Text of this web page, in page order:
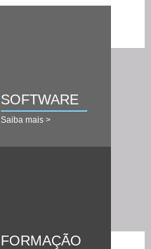
SOFTWARE
Saiba mais >
FORMAÇÃO